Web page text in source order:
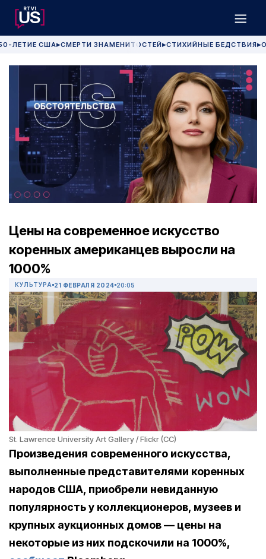
ЛЕТИЕ США▶СМЕРТИ ЗНАМЕНИТОСТЕЙ▶СТИХИЙНЫЕ БЕДСТВИЯ▶
Цены на современное искусство
коренных американцев выросли на
1000%
КУЛЬТУРА 21 ФЕВРАЛЯ 2024 20:05
St. Lawrence University Art Gallery / Flickr (CC)
Произведения современного искусства,
выполненные представителями коренных
народов США, приобрели невиданную
популярность у коллекционеров, музеев и
крупных аукционных домов — цены на
некоторые из них подскочили на 1000%,